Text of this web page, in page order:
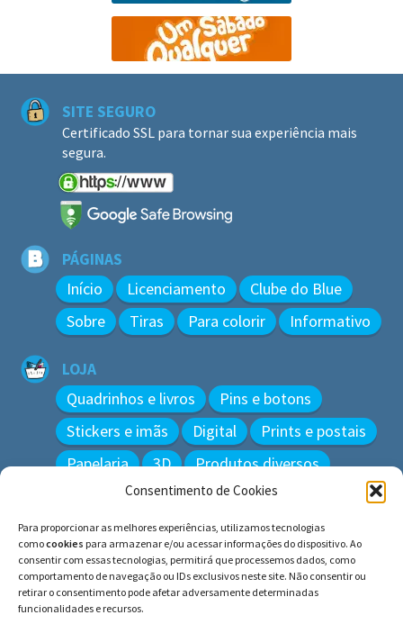
Consentimento de Cookies
Para proporcionar as melhores experiências, utilizamos tecnologias
comocookies para armazenar e/ou acessar informações do dispositivo. Ao
consentir com essas tecnologias, permitirá que processemos dados, como
comportamento de navegação ou IDs exclusivos neste site. Não consentir ou
retirar o consentimento pode afetar adversamente determinadas
funcionalidades e recursos.
SITE SEGURO
Certificado SSL para tornar sua experiência mais
segura.
PÁGINAS
Início Licenciamento
Clube do Blue
Sobre
Tiras Para colorir Informativo
LOJA
Quadrinhos e livros
Pins e botons
Stickers e imãs
Digital
Prints e postais
Papelaria
3D Produtos diversos
Pesquisar
por: